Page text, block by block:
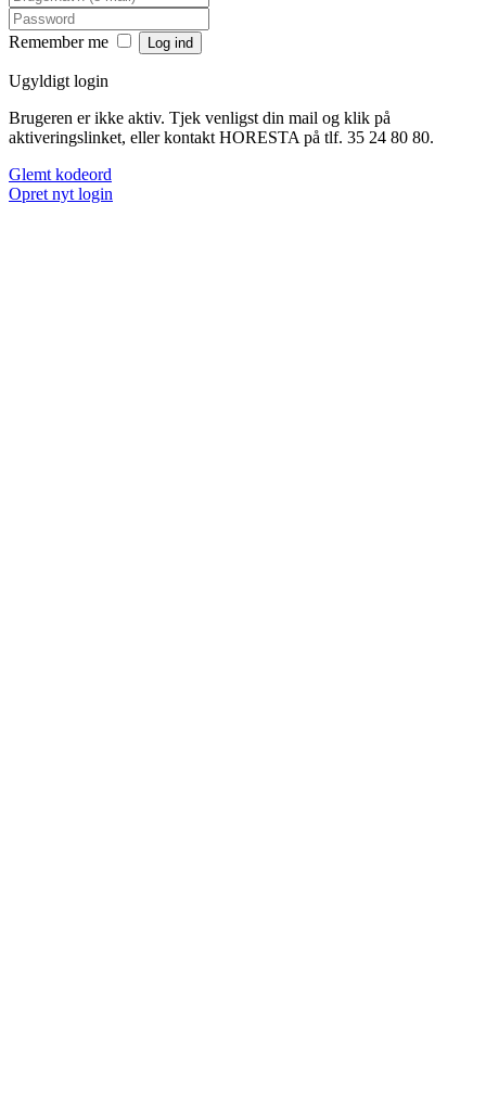
Remember me
Ugyldigt login
Brugeren er ikke aktiv. Tjek venligst din mail og klik på
aktiveringslinket, eller kontakt HORESTA på tlf. 35 24 80 80.
Glemt kodeord
Opret nyt login